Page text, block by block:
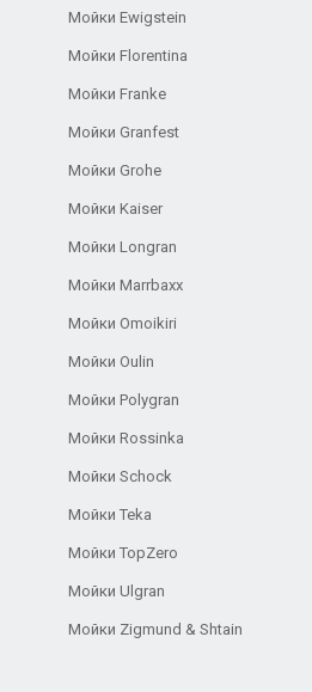
Мойки Ewigstein
Мойки Florentina
Мойки Franke
Мойки Granfest
Мойки Grohe
Мойки Kaiser
Мойки Longran
Мойки Marrbaxx
Мойки Omoikiri
Мойки Oulin
Мойки Polygran
Мойки Rossinka
Мойки Schock
Мойки Teka
Мойки TopZero
Мойки Ulgran
Мойки Zigmund & Shtain